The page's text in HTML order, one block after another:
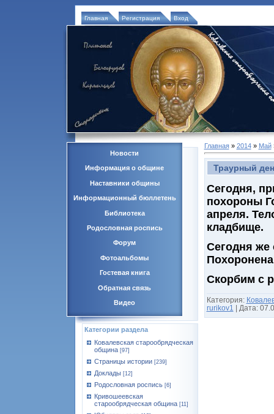
Главная Регистрация Вход
Новости
Информация о общине
Наставники общины
Информационный бюллетень
Библиотека
Родословная роспись
Форум
Фотоальбомы
Гостевая книга
Обратная связь
Видео
Категории раздела
Ковалевская старообрядческая
община [97]
Страницы истории [239]
Доклады [12]
Родословная роспись [6]
Кривошеевская
старообрядческая община [11]
Главная» 2014 » Май
Траурный
Сегодня,
похороны
апреля.
кладбище.
Сегодня же
Скорбим с
Категория:
rurikov1
Дата: